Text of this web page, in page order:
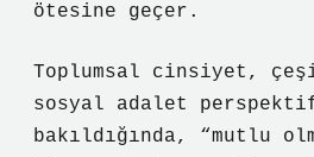
ötesine geçer.
Toplumsal cinsiyet,
sosyal adalet
bakıldığında, “mutlu